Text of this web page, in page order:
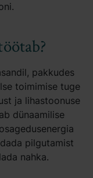
pakkudes
toimimise tuge
ja lihastoonuse
dünaamilise
pilgutamist
nahka.